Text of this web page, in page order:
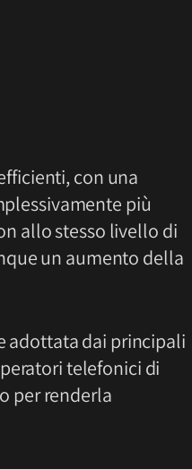
con una
più
allo stesso livello di
un aumento della
adottata dai principali
telefonici di
per renderla